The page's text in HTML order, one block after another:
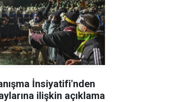
İnsiyatifi'nden
ilişkin açıklama